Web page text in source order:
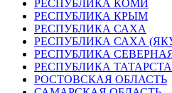
РЕСПУБЛИКА КОМИ
РЕСПУБЛИКА КРЫМ
РЕСПУБЛИКА САХА
РЕСПУБЛИКА САХА
РЕСПУБЛИКА
РЕСПУБЛИКА
РОСТОВСКАЯ ОБЛАСТЬ